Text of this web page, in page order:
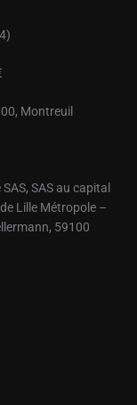
Montreuil
SAS, SAS au capital
Lille Métropole –
59100